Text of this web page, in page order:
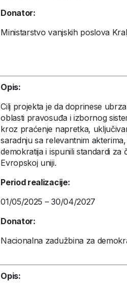
Donator:
Ministarstvo vanjskih poslova
Opis:
Cilj projekta je da doprinese
oblasti pravosuđa i izbornog
kroz praćenje napretka,
saradnju sa relevantnim
demokratija i ispunili standardi za
Evropskoj uniji.
Period realizacije:
01/05/2025 – 30/04/2027
Donator:
Nacionalna zadužbina za
Opis: